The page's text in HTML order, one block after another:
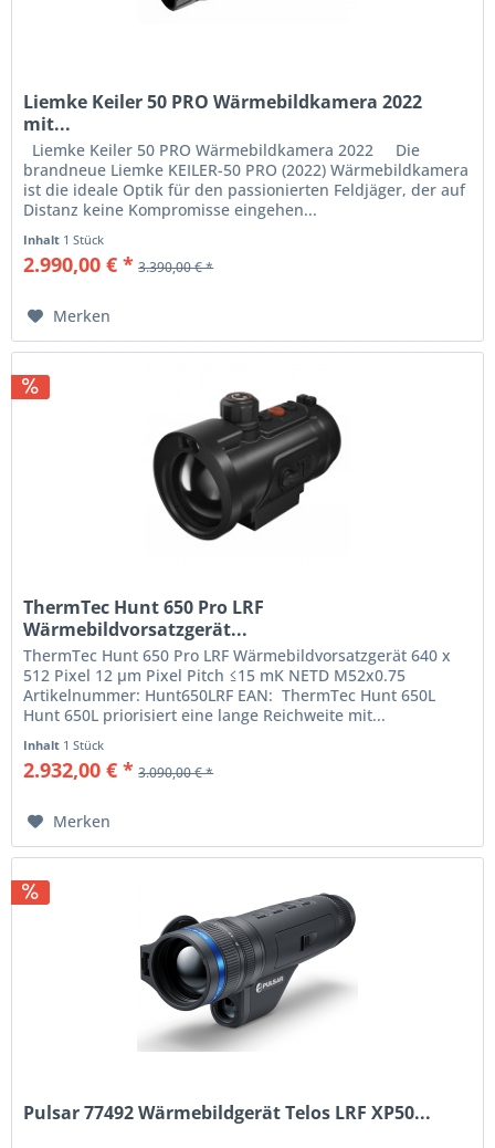
Liemke Keiler 50 PRO Wärmebildkamera 2022
mit...
Liemke Keiler 50 PRO Wärmebildkamera 2022 Die
brandneue Liemke KEILER-50 PRO (2022) Wärmebildkamera
ist die ideale Optik für den passionierten Feldjäger, der auf
Distanz keine Kompromisse eingehen...
Inhalt 1 Stück
2.990,00 € * 3.390,00 € *
Merken
ThermTec Hunt 650 Pro LRF
Wärmebildvorsatzgerät...
ThermTec Hunt 650 Pro LRF Wärmebildvorsatzgerät 640 x
512 Pixel 12 µm Pixel Pitch ≤15 mK NETD M52x0.75
Artikelnummer: Hunt650LRF EAN: ThermTec Hunt 650L
Hunt 650L priorisiert eine lange Reichweite mit...
Inhalt 1 Stück
2.932,00 € * 3.090,00 € *
Merken
Pulsar 77492 Wärmebildgerät Telos LRF XP50...